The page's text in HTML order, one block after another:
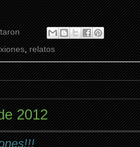
,relatos
2012